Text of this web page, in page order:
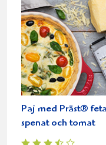
Paj med Präst®
spenat och tomat